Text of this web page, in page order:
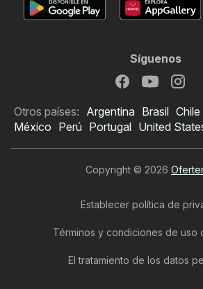
Síguenos
Otros países: Argentina Brasil Chile
México Perú Portugal United
Copyright © 2026
Establecer política de
Términos y condiciones de uso
El tratamiento de los datos